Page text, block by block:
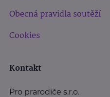
Obecná pravidla soutěží
Cookies
Kontakt
Pro prarodiče s.r.o.